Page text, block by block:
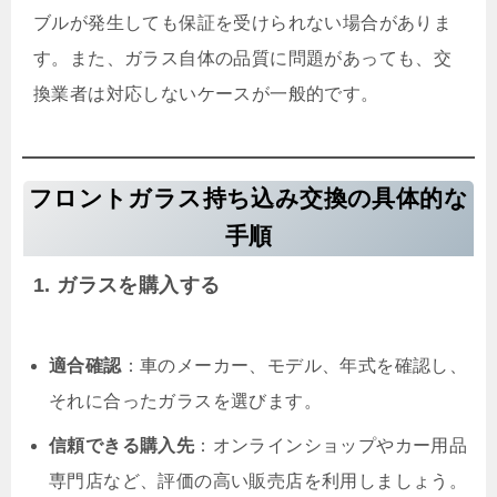
ブルが発生しても保証を受けられない場合がありま
す。また、ガラス自体の品質に問題があっても、交
換業者は対応しないケースが一般的です。
フロントガラス持ち込み交換の具体的な
手順
1. ガラスを購入する
適合確認：車のメーカー、モデル、年式を確認し、
それに合ったガラスを選びます。
信頼できる購入先：オンラインショップやカー用品
専門店など、評価の高い販売店を利用しましょう。